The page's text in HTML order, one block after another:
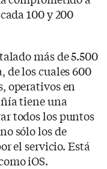
100 y 200
más de 5.500
de los cuales 600
operativos en
tiene una
todos los puntos
sólo los de
el servicio. Está
iOS.